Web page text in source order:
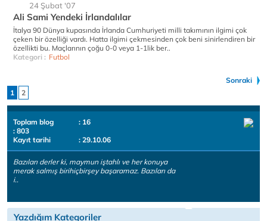
24 Şubat '07
Ali Sami Yendeki İrlandalılar
İtalya 90 Dünya kupasında İrlanda Cumhuriyeti milli takımının ilgimi çok
çeken bir özelliği vardı. Hatta ilgimi çekmesinden çok beni sinirlendiren bir
özellikti bu. Maçlarının çoğu 0-0 veya 1-1lik ber..
Kategori : Futbol
Sonraki
1
2
Toplam blog
: 16
: 803
Kayıt tarihi
: 29.10.06
Bazıları derler ki, maymun iştahlı ve her konuya
merak salmış birihiçbirşey başaramaz. Bazıları da
i..
Yazdığım Kategoriler